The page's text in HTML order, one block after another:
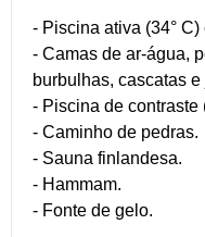
- Piscina ativa (34°
- Camas de ar-água,
burbulhas, cascatas
- Piscina de contraste
- Caminho de pedras.
- Sauna finlandesa.
- Hammam.
- Fonte de gelo.